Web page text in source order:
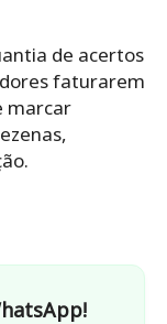
de acertos
faturarem
marcar